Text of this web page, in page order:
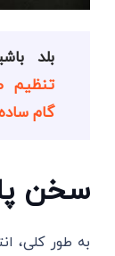
بلد
گام
سخن
به طور کلی،